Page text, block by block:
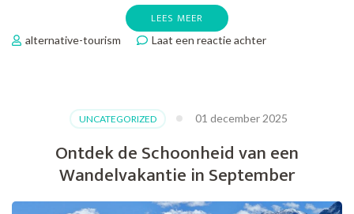
LEES MEER
alternative-tourism Laat een reactie achterop
van
Wandelvakantie
met
Hond!
UNCATEGORIZED 01 december 2025
Ontdek de Schoonheid van een
Wandelvakantie in September